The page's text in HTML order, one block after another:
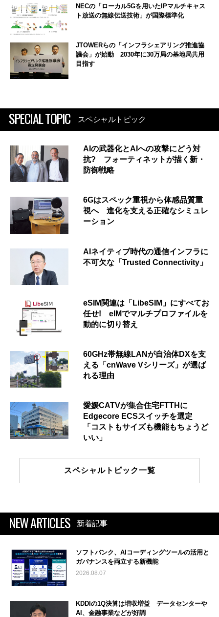
NECの「ローカル5Gを用いたIPマルチキャス
ト放送の無線伝送技術」が国際標準化
JTOWERらの「インフラシェアリング推進協
議会」が始動 2030年に30万局の基地局共用
目指す
SPECIAL TOPIC スペシャルトピック
AIの武器化とAIへの攻撃にどう対
抗? フォーティネットが描く新・
防御戦略
6Gはスペック重視から体感品質重
視へ 進化を支える正確なシミュレ
ーション
AIネイティブ時代の通信インフラに
不可欠な「Trusted Connectivity」
eSIM関連は「LibeSIM」にすべてお
任せ! eIMでマルチプロファイルを
動的に切り替え
60GHz帯無線LANが自治体DXを支
える「cnWave Vシリーズ」が選ば
れる理由
愛媛CATVが集合住宅FTTHに
Edgecore ECSスイッチを選定
「コストもサイズも機能もちょうど
いい」
スペシャルトピック一覧
NEW ARTICLES 新着記事
ソフトバンク、AIコーディングツールの活用と
ガバナンスを両立する新機能
2026.08.07
KDDIの1Q決算は増収増益 データセンターや
AI、金融事業などが好調